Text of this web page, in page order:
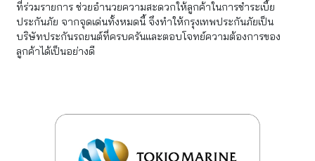
ที่ร่วมรายการ ช่วยอำนวยความสะดวกให้ลูกค้าในการชำระเบี้ย
ประกันภัย จากจุดเด่นทั้งหมดนี้ จึงทำให้กรุงเทพประกันภัยเป็น
บริษัทประกันรถยนต์ที่ครบครันและตอบโจทย์ความต้องการของ
ลูกค้าได้เป็นอย่างดี